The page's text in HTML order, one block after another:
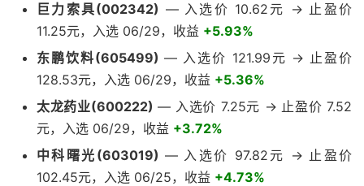
巨力索具(002342) — 入选价 10.62元 → 止盈价
11.25元，入选 06/29，收益 +5.93%
东鹏饮料(605499) — 入选价 121.99元 → 止盈价
128.53元，入选 06/29，收益 +5.36%
太龙药业(600222) — 入选价 7.25元 → 止盈价 7.52
元，入选 06/29，收益 +3.72%
中科曙光(603019) — 入选价 97.82元 → 止盈价
102.45元，入选 06/25，收益 +4.73%